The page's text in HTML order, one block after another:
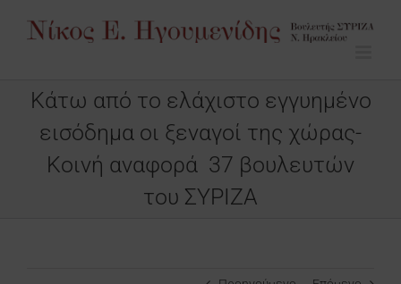
Κάτω από το ελάχιστο εγγυημένο
εισόδημα οι ξεναγοί της χώρας-
Κοινή αναφορά 37 βουλευτών
του ΣΥΡΙΖΑ